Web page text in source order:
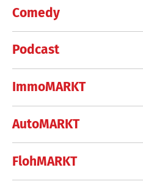
Comedy
Podcast
ImmoMARKT
AutoMARKT
FlohMARKT